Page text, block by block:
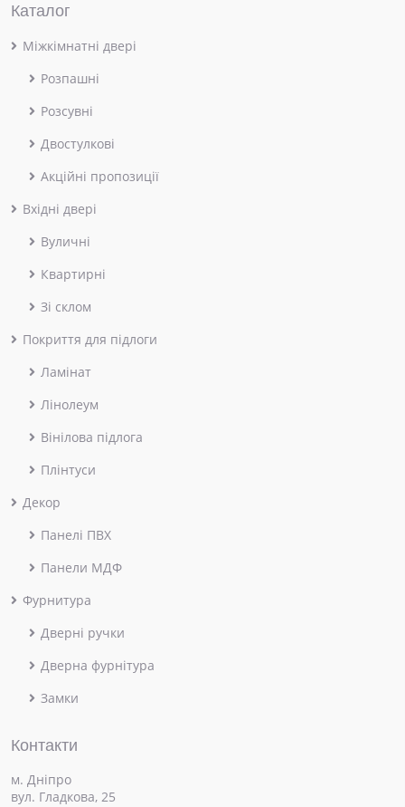
Каталог
Міжкімнатні двері
Розпашні
Розсувні
Двостулкові
Акційні пропозиції
Вхідні двері
Вуличні
Квартирні
Зі склом
Покриття для підлоги
Ламінат
Лінолеум
Вінілова підлога
Плінтуси
Декор
Панелі ПВХ
Панели МДФ
Фурнитура
Дверні ручки
Дверна фурнітура
Замки
Контакти
м. Дніпро
вул. Гладкова, 25